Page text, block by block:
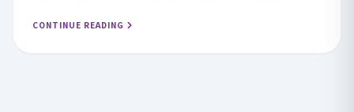
じです。 10年近く前から一般会員と...
CONTINUE READING